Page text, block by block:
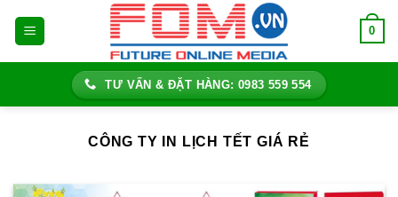
0
TƯ VẤN & ĐẶT HÀNG: 0983 559 554
CÔNG TY IN LỊCH TẾT GIÁ RẺ